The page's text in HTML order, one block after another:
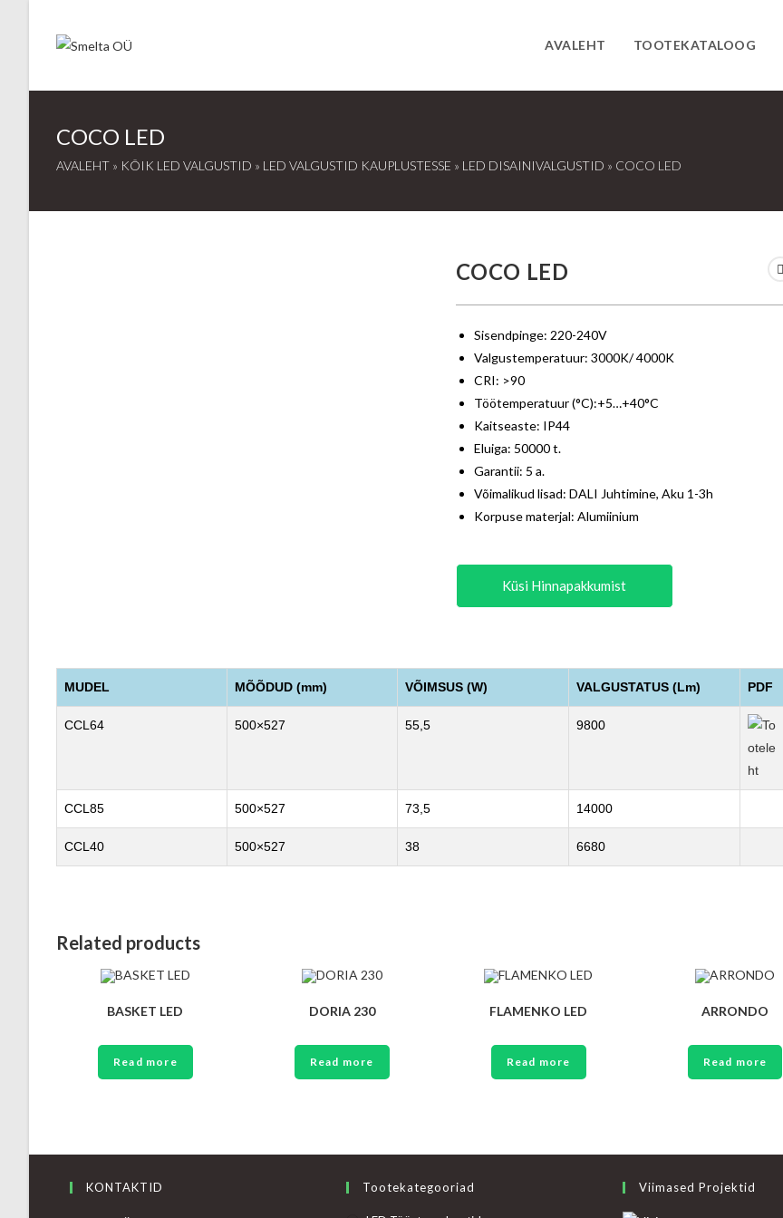
AVALEHT TOOTEKATALOOG
COCO LED
AVALEHT » KÕIK LED VALGUSTID » LED VALGUSTID KAUPLUSTESSE » LED DISAINIVALGUSTID » COCO LED
COCO LED
Sisendpinge: 220-240V
Valgustemperatuur: 3000K/ 4000K
CRI: >90
Töötemperatuur (°C):+5…+40°C
Kaitseaste: IP44
Eluiga: 50000 t.
Garantii: 5 a.
Võimalikud lisad: DALI Juhtimine, Aku 1-3h
Korpuse materjal: Alumiinium
Küsi Hinnapakkumist
MUDEL MÕÕDUD (mm) VÕIMSUS (W) VALGUSTATUS (Lm) PDF
CCL64 500×527 55,5 9800
CCL85 500×527 73,5 14000
CCL40 500×527 38 6680
Related products
BASKET LED
Read more
DORIA 230
Read more
FLAMENKO LED
Read more
ARRONDO
Read more
KONTAKTID Tootekategooriad Viimased Projektid